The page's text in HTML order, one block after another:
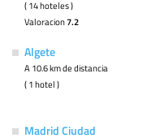
( 14 hoteles )
Valoracion7.2
Algete
A 10.6 km de distancia
( 1 hotel )
Madrid Ciudad